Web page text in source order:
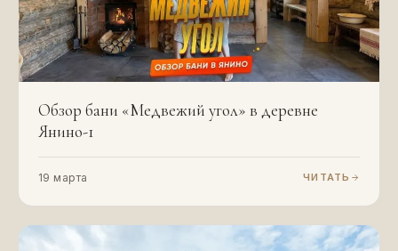
Обзор бани «Медвежий угол» в деревне
Янино-1
19 марта ЧИТАТЬ